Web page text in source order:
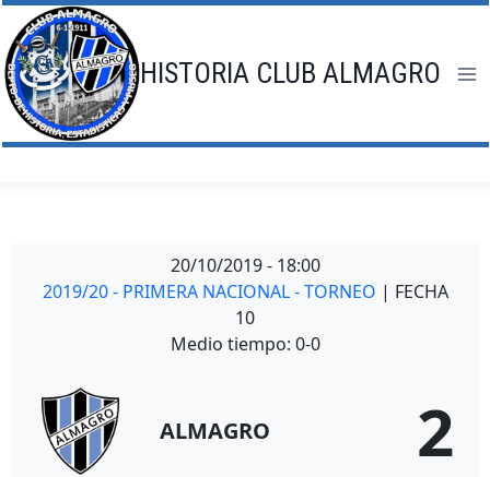
Saltar
al
contenido
HISTORIA CLUB ALMAGRO
20/10/2019 - 18:00
2019/20 - PRIMERA NACIONAL - TORNEO | FECHA
10
Medio tiempo: 0-0
ALMAGRO 2